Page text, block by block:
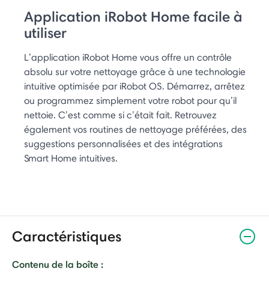
Application iRobot Home facile à
utiliser
L’application iRobot Home vous offre un contrôle
absolu sur votre nettoyage grâce à une technologie
intuitive optimisée par iRobot OS. Démarrez, arrêtez
ou programmez simplement votre robot pour qu’il
nettoie. C’est comme si c’était fait. Retrouvez
également vos routines de nettoyage préférées, des
suggestions personnalisées et des intégrations
Smart Home intuitives.
Caractéristiques
Contenu de la boîte :